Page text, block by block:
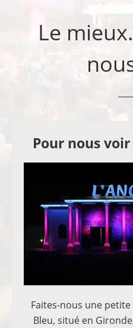
Le
Pour nous voir
Faites-nous une petite
Bleu, situé en